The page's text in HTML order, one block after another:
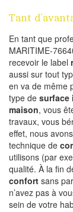
Tant
En tant que
MARITIME-
recevoir le label
aussi sur tout
en va de même
type de surface
maison, vous
travaux, vous
effet, nous
technique de
utilisons (par
qualité. À la fin
confort sans
n’avez pas à
sein de votre